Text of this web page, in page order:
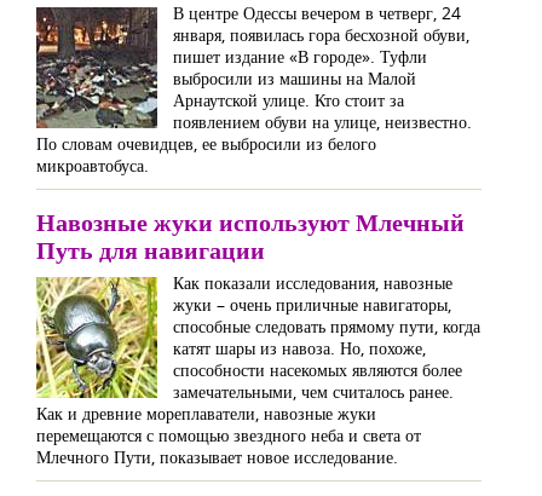
В центре Одессы вечером в четверг, 24
января, появилась гора бесхозной обуви,
пишет издание «В городе». Туфли
выбросили из машины на Малой
Арнаутской улице. Кто стоит за
появлением обуви на улице, неизвестно.
По словам очевидцев, ее выбросили из белого
микроавтобуса.
Навозные жуки используют Млечный
Путь для навигации
Как показали исследования, навозные
жуки – очень приличные навигаторы,
способные следовать прямому пути, когда
катят шары из навоза. Но, похоже,
способности насекомых являются более
замечательными, чем считалось ранее.
Как и древние мореплаватели, навозные жуки
перемещаются с помощью звездного неба и света от
Млечного Пути, показывает новое исследование.